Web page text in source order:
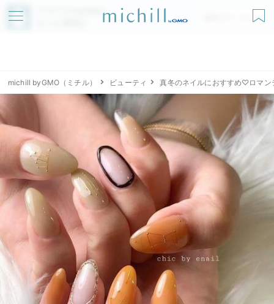
アプリでmichillが
無料ダウンロード
michill byGMO（ミチル） ビューティ 真冬のネイルにおすすめ♡ロマン